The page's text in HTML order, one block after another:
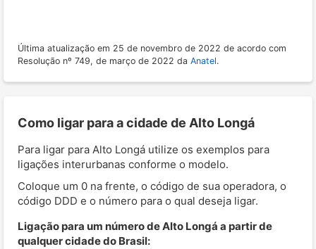
Última atualização em 25 de novembro de 2022 de acordo com
Resolução nº 749, de março de 2022 da Anatel.
Como ligar para a cidade de Alto Longá
Para ligar para Alto Longá utilize os exemplos para
ligações interurbanas conforme o modelo.
Coloque um 0 na frente, o código de sua operadora, o
código DDD e o número para o qual deseja ligar.
Ligação para um número de Alto Longá a partir de
qualquer cidade do Brasil: